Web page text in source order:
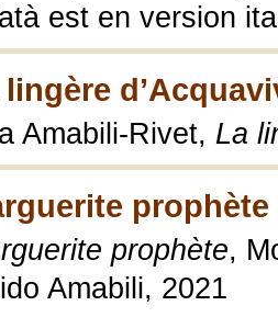
est en version
lingère
Amabili-Rivet, La
prophète
prophète,
Amabili, 2021